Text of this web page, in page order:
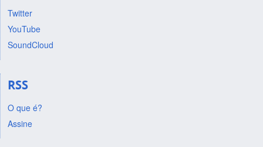
Twitter
YouTube
SoundCloud
RSS
O que é?
Assine